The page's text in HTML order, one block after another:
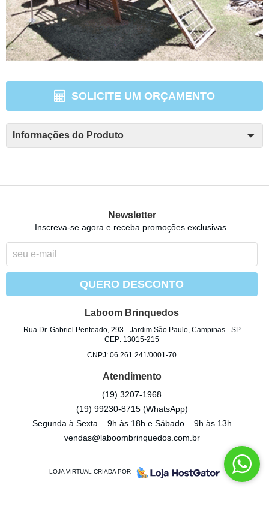
SOLICITE UM ORÇAMENTO
Informações do Produto
Newsletter
Inscreva-se agora e receba promoções exclusivas.
QUERO DESCONTO
Laboom Brinquedos
Rua Dr. Gabriel Penteado, 293- Jardim São Paulo, Campinas- SP
CEP: 13015-215
CNPJ: 06.261.241/0001-70
Atendimento
(19) 3207-1968
(19) 99230-8715 (WhatsApp)
Segunda à Sexta – 9h às 18h e Sábado – 9h às 13h
vendas@laboombrinquedos.com.br
LOJA VIRTUAL CRIADA POR